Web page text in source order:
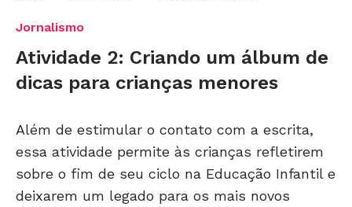
Jornalismo
Atividade 2: Criando um álbum de
dicas para crianças menores
Além de estimular o contato com a escrita,
essa atividade permite às crianças refletirem
sobre o fim de seu ciclo na Educação Infantil e
deixarem um legado para os mais novos